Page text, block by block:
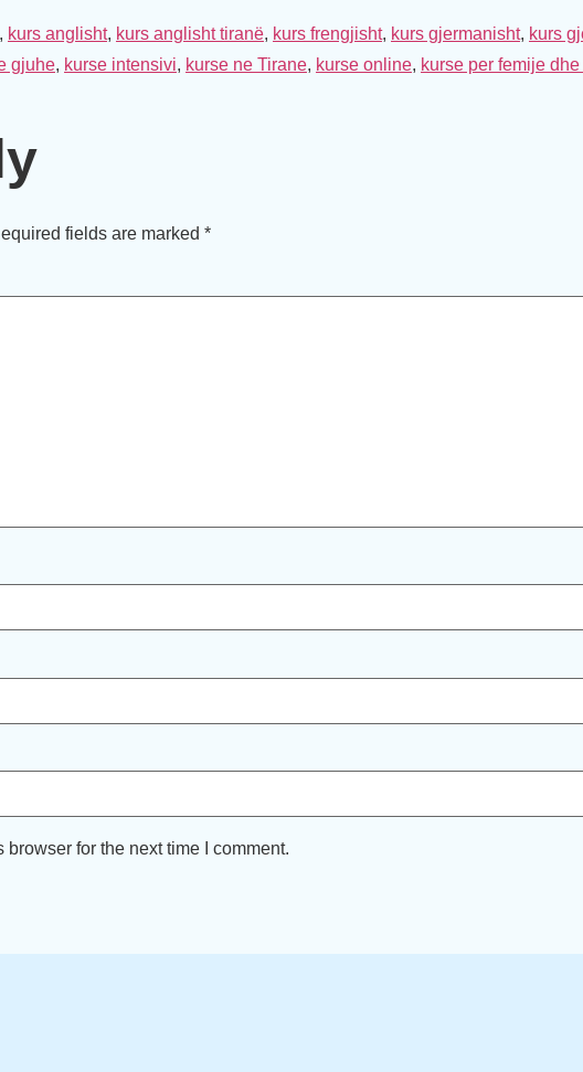
, kurs anglisht, kurs anglisht tiranë, kurs frengjisht, kurs gjermanisht, kurs
gjuhe, kurse intensivi, kurse ne Tirane, kurse online, kurse per femije
fields are marked *
for the next time I comment.